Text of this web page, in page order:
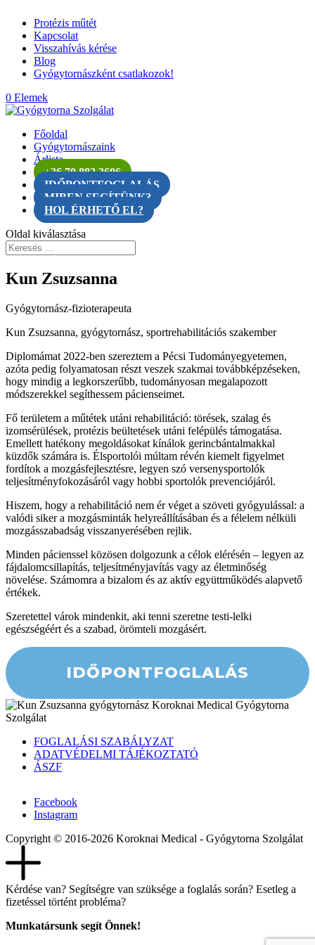
Protézis műtét
Kapcsolat
Visszahívás kérése
Blog
Gyógytornászként csatlakozok!
0 Elemek
Főoldal
Gyógytornászaink
Árlista
+36 70 882 3606
IDŐPONTFOGLALÁS
MIBEN SEGÍTÜNK?
HOL ÉRHETŐ EL?
Oldal kiválasztása
Kun Zsuzsanna
Gyógytornász-fizioterapeuta
Kun Zsuzsanna, gyógytornász, sportrehabilitációs szakember
Diplomámat 2022-ben szereztem a Pécsi Tudományegyetemen,
azóta pedig folyamatosan részt veszek szakmai továbbképzéseken,
hogy mindig a legkorszerűbb, tudományosan megalapozott
módszerekkel segíthessem pácienseimet.
Fő területem a műtétek utáni rehabilitáció: törések, szalag és
izomsérülések, protézis beültetések utáni felépülés támogatása.
Emellett hatékony megoldásokat kínálok gerincbántalmakkal
küzdők számára is. Élsportolói múltam révén kiemelt figyelmet
fordítok a mozgásfejlesztésre, legyen szó versenysportolók
teljesítményfokozásáról vagy hobbi sportolók prevenciójáról.
Hiszem, hogy a rehabilitáció nem ér véget a szöveti gyógyulással: a
valódi siker a mozgásminták helyreállításában és a félelem nélküli
mozgásszabadság visszanyerésében rejlik.
Minden pácienssel közösen dolgozunk a célok elérésén – legyen az
fájdalomcsillapítás, teljesítményjavítás vagy az életminőség
növelése. Számomra a bizalom és az aktív együttműködés alapvető
értékek.
Szeretettel várok mindenkit, aki tenni szeretne testi-lelki
egészségéért és a szabad, örömteli mozgásért.
IDŐPONTFOGLALÁS
FOGLALÁSI SZABÁLYZAT
ADATVÉDELMI TÁJÉKOZTATÓ
ÁSZF
Facebook
Instagram
Copyright © 2016-2026 Koroknai Medical - Gyógytorna Szolgálat
Kérdése van? Segítségre van szüksége a foglalás során? Esetleg a
fizetéssel történt probléma?
Munkatársunk segít Önnek!